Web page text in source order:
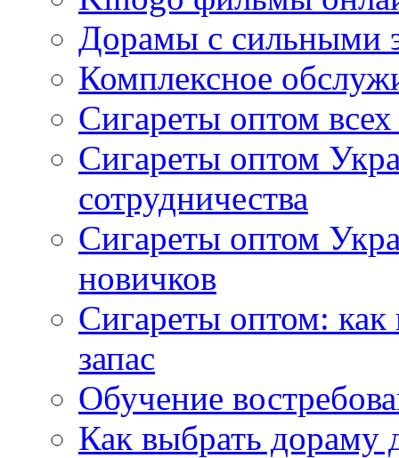
Дорамы с сильными
Комплексное
Сигареты оптом
Сигареты оптом
сотрудничества
Сигареты оптом
новичков
Сигареты оптом:
запас
Обучение
Как выбрать дораму